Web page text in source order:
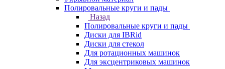
Полировальные круги и пады
Назад
Полировальные круги и пады
Диски для IBRid
Диски для стекол
Для ротационных машинок
Для эксцентриковых машинок